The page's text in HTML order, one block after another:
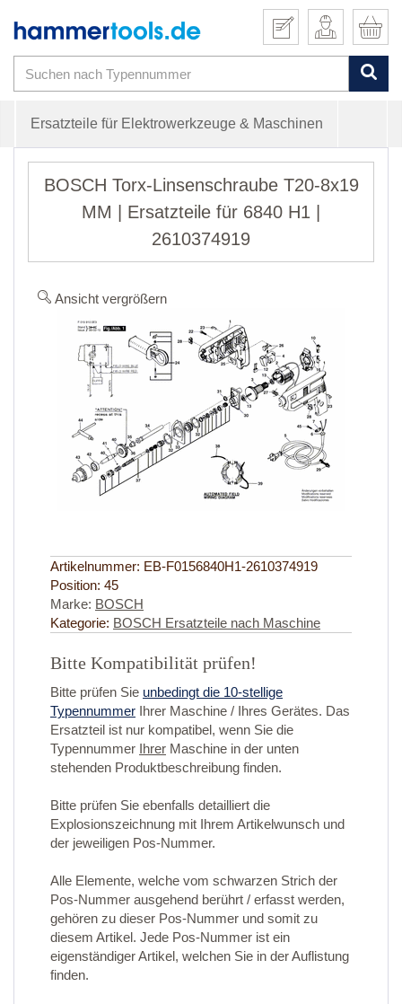
Ersatzteile für Elektrowerkzeuge & Maschinen
BOSCH Torx-Linsenschraube T20-8x19
MM | Ersatzteile für 6840 H1 |
2610374919
Ansicht vergrößern
Artikelnummer: EB-F0156840H1-2610374919
Position: 45
Marke: BOSCH
Kategorie: BOSCH Ersatzteile nach Maschine
Bitte Kompatibilität prüfen!
Bitte prüfen Sie unbedingt die 10-stellige
Typennummer Ihrer Maschine / Ihres Gerätes. Das
Ersatzteil ist nur kompatibel, wenn Sie die
Typennummer Ihrer Maschine in der unten
stehenden Produktbeschreibung finden.
Bitte prüfen Sie ebenfalls detailliert die
Explosionszeichnung mit Ihrem Artikelwunsch und
der jeweiligen Pos-Nummer.
Alle Elemente, welche vom schwarzen Strich der
Pos-Nummer ausgehend berührt / erfasst werden,
gehören zu dieser Pos-Nummer und somit zu
diesem Artikel. Jede Pos-Nummer ist ein
eigenständiger Artikel, welchen Sie in der Auflistung
finden.